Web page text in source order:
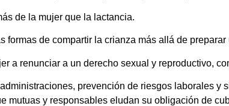
de la mujer que la lactancia.
formas de compartir la crianza más allá de preparar
a renunciar a un derecho sexual y reproductivo,
prevención de riesgos laborales
mutuas y responsables eludan su obligación de